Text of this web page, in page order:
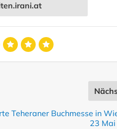
Teheraner Buchmesse in
23